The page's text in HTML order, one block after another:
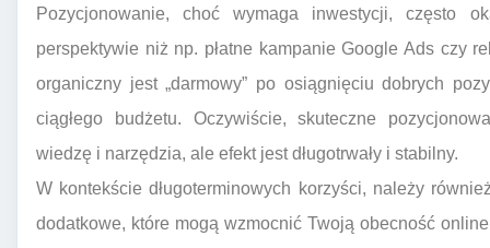
Pozycjonowanie, choć wymaga inwestycji, często
perspektywie niż np. płatne kampanie Google Ads czy
organiczny jest „darmowy” po osiągnięciu dobrych
ciągłego budżetu. Oczywiście, skuteczne
wiedzę i narzędzia, ale efekt jest długotrwały i stabilny.
W kontekście długoterminowych korzyści, należy
dodatkowe, które mogą wzmocnić Twoją obecność